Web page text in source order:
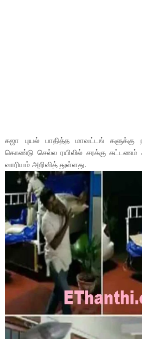
கஜா புயல் பாதித்த மாவட்டங் களுக்கு
கொண்டு செல்ல ரயிலில் சரக்கு கட்டண‌ம்
வாரியம் அறிவித் துள்ளது.